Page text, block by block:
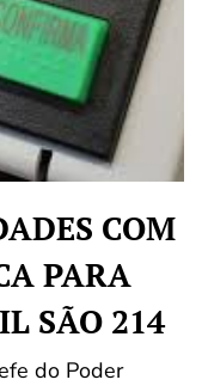
COM
PARA
SÃO 214
do Poder